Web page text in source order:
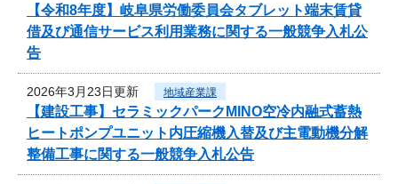
【令和8年度】岐阜県労働委員会タブレット端末賃貸
借及び通信サービス利用業務に関する一般競争入札公
告
2026年3月23日更新 地域産業課
【建設工事】セラミックパークMINO空冷内融式蓄熱
ヒートポンプユニット内圧縮機入替及び主電動機分解
整備工事に関する一般競争入札公告